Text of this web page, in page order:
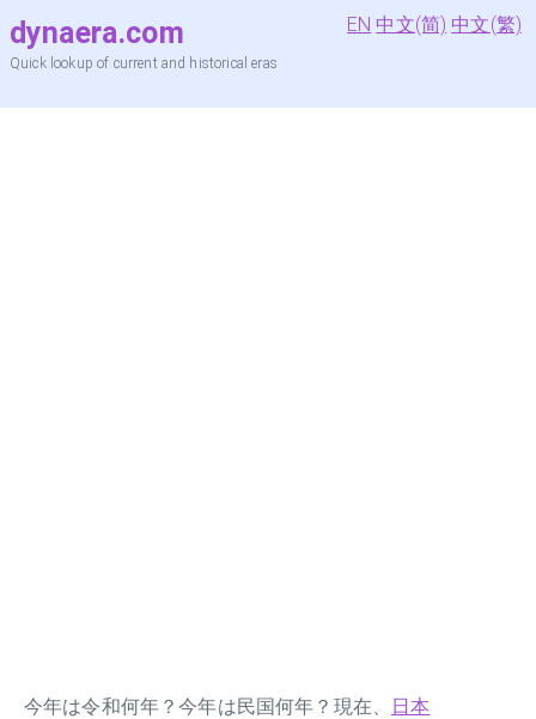
dynaera.com
Quick lookup of current and historical eras
EN 中文(简) 中文(繁)
今年は令和何年？今年は民国何年？現在、
日本